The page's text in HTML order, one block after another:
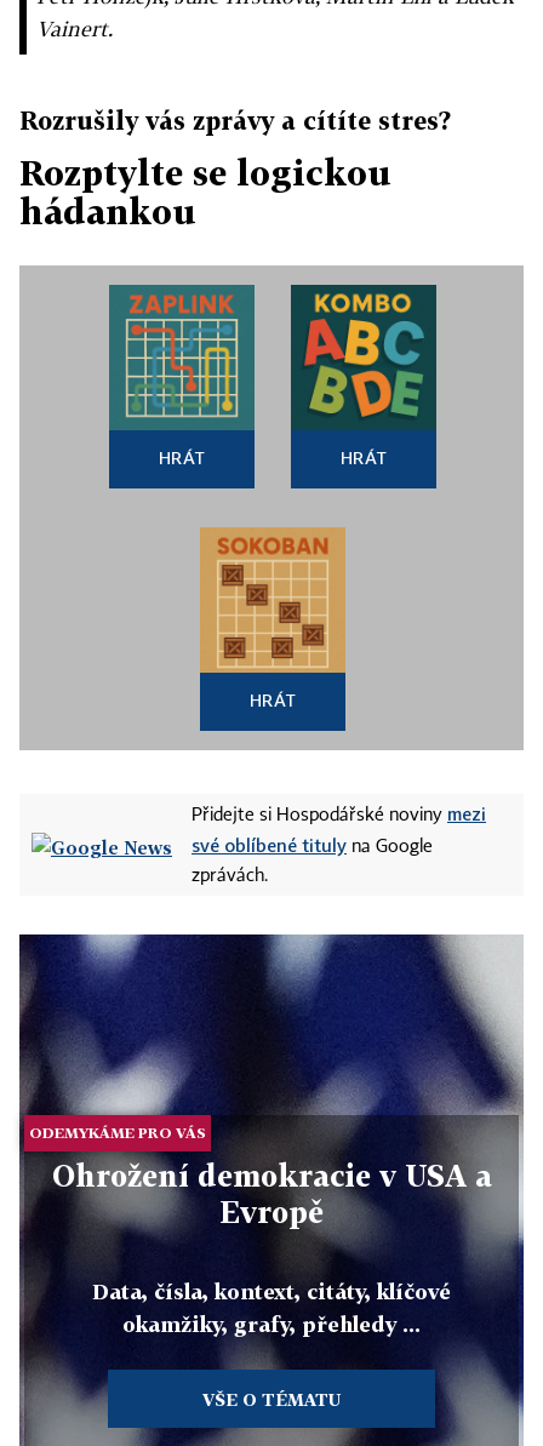
Vainert.
Rozrušily vás zprávy a cítíte stres?
Rozptylte se logickou
hádankou
HRÁT HRÁT
HRÁT
Přidejte si Hospodářské noviny mezi
své oblíbené tituly na Google
zprávách.
ODEMYKÁME PRO VÁS
Ohrožení demokracie v USA a
Evropě
Data, čísla, kontext, citáty, klíčové
okamžiky, grafy, přehledy ...
VŠE O TÉMATU